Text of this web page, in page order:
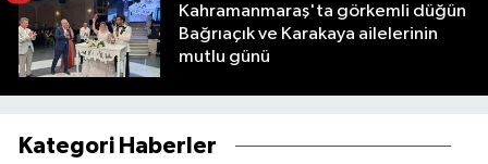
Kahramanmaraş'ta görkemli düğün
Bağrıaçık ve Karakaya ailelerinin
mutlu günü
Kategori Haberler